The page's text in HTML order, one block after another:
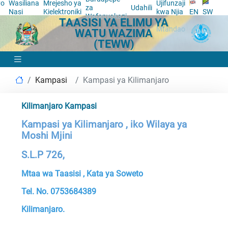
Wasiliana
Nasi
Mrejesho ya
Kielektroniki za
Wafanyakazi
Udahili Ujifunzaji
kwa Njia
ya
Mtandao
EN SW
TAASISI YA ELIMU YA
WATU WAZIMA
(TEWW)
Kampasi Kampasi ya Kilimanjaro
Kilimanjaro Kampasi
Kampasi ya Kilimanjaro , iko Wilaya ya
Moshi Mjini
S.L.P 726,
Mtaa wa Taasisi , Kata ya Soweto
Tel. No. 0753684389
Kilimanjaro.